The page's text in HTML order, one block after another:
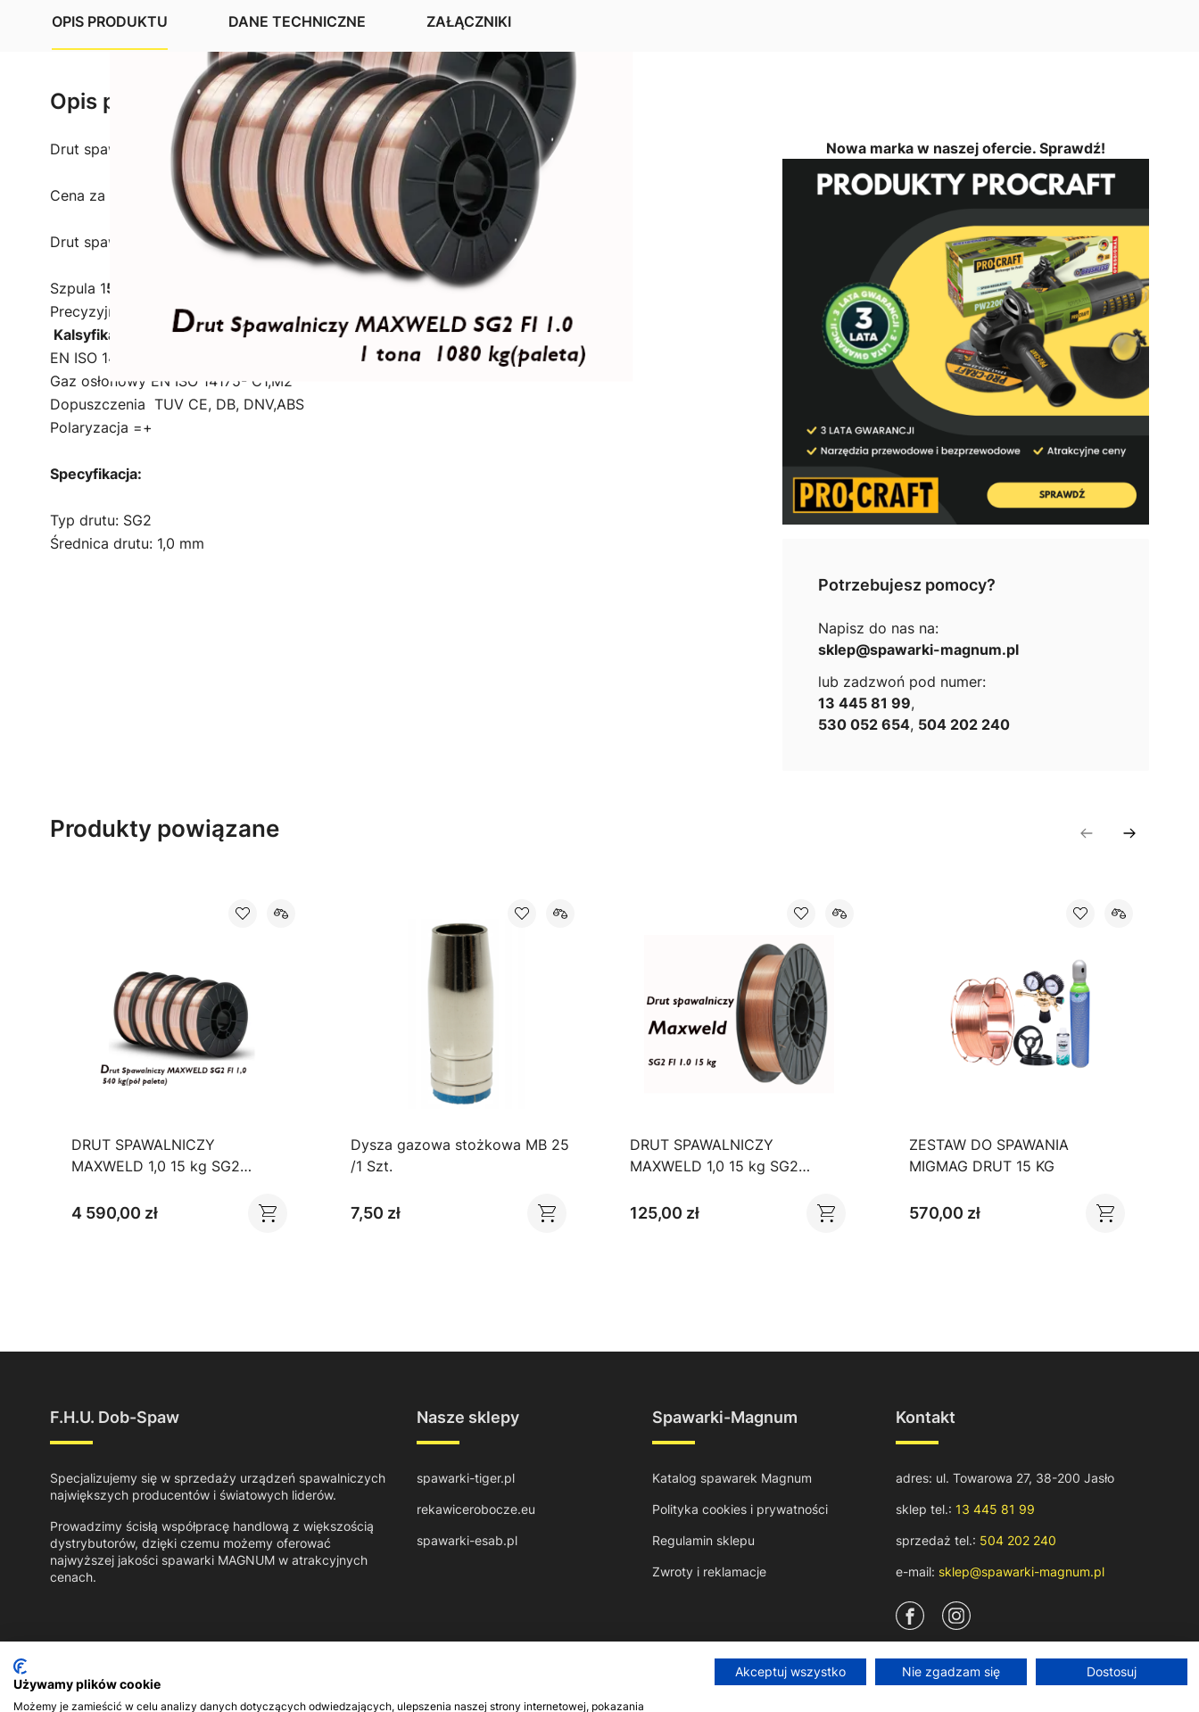
OPIS PRODUKTU DANE TECHNICZNE ZAŁĄCZNIKI
Opis produktu
Drut spawalniczy MIG/MAG 1,0 mm na szpuli 15 kg typ SG2
Cena za 1080 kg drutu - 72 rolki/15 kg
Drut spawalniczy MIG/MAG Do spawania stali węglowej, niestopowej i niskostopowej.
Szpula 15 kg
Precyzyjnie nawijany o świetnej jakości - typ
Kalsyfikacja :
EN ISO 14341-A G3Si G42 4M21 3Si AWS A5.18 ER 70S-6
Gaz osłonowy EN ISO 14175- C1,M2
Dopuszczenia TUV CE, DB, DNV,ABS
Polaryzacja =+
Specyfikacja:
Typ drutu: SG2
Średnica drutu: 1,0 mm
Nowa marka w naszej ofercie. Sprawdź!
Potrzebujesz pomocy?
Napisz do nas na:
sklep@spawarki-magnum.pl
lub zadzwoń pod numer:
13 445 81 99,
530 052 654, 504 202 240
Produkty powiązane
DRUT SPAWALNICZY
MAXWELD 1,0 15 kg SG2
4 590,00 zł
Dysza gazowa stożkowa MB 25
/1 Szt.
7,50 zł
DRUT SPAWALNICZY
MAXWELD 1,0 15 kg SG2
125,00 zł
ZESTAW DO SPAWANIA
MIGMAG DRUT 15 KG
570,00 zł
F.H.U. Dob-Spaw
Specjalizujemy się w sprzedaży urządzeń spawalniczych
największych producentów i światowych liderów.
Prowadzimy ścisłą współpracę handlową z większością
dystrybutorów, dzięki czemu możemy oferować
najwyższej jakości spawarki MAGNUM w atrakcyjnych
cenach.
Nasze sklepy
spawarki-tiger.pl
rekawicerobocze.eu
spawarki-esab.pl
Spawarki-Magnum
Katalog spawarek Magnum
Polityka cookies i prywatności
Regulamin sklepu
Zwroty i reklamacje
Kontakt
adres: ul. Towarowa 27, 38-200 Jasło
sklep tel.: 13 445 81 99
sprzedaż tel.: 504 202 240
e-mail: sklep@spawarki-magnum.pl
Używamy plików cookie
Możemy je zamieścić w celu analizy danych dotyczących odwiedzających, ulepszenia naszej strony internetowej, pokazania
Akceptuj wszystko Nie zgadzam się Dostosuj